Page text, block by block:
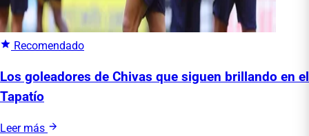
Recomendado
Los goleadores de Chivas que siguen brillando en el
Tapatío
Leer más